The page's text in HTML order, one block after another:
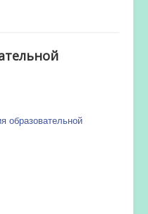
образовательной